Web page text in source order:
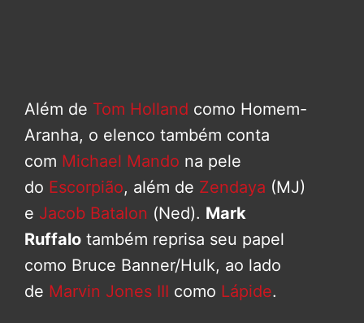
Além de Tom Holland como Homem-
Aranha, o elenco também conta
com Michael Mando na pele
do Escorpião, além de Zendaya (MJ)
e Jacob Batalon (Ned). Mark
Ruffalo também reprisa seu papel
como Bruce Banner/Hulk, ao lado
de Marvin Jones III como Lápide.